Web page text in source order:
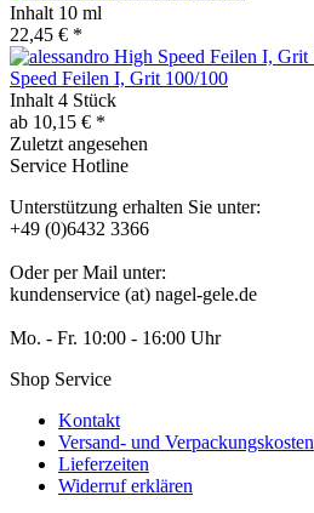
Inhalt 10 ml
22,45 € *
Speed Feilen I, Grit 100/100
Inhalt 4 Stück
ab 10,15 € *
Zuletzt angesehen
Service Hotline
Unterstützung erhalten Sie unter:
+49 (0)6432 3366
Oder per Mail unter:
kundenservice (at) nagel-gele.de
Mo. - Fr. 10:00 - 16:00 Uhr
Shop Service
Kontakt
Versand- und Verpackungskosten
Lieferzeiten
Widerruf erklären